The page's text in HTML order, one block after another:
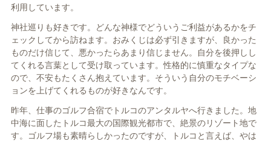
利用しています。
神社巡りも好きです。どんな神様でどういうご利益があるかをチ
ェックしてから訪ねます。おみくじは必ず引きますが、良かった
ものだけ信じて、悪かったらあまり信じません。自分を後押しし
てくれる言葉として受け取っています。性格的に慎重なタイプな
ので、不安もたくさん抱えています。そういう自分のモチベーシ
ョンを上げてくれるものが好きなんです。
昨年、仕事のゴルフ合宿でトルコのアンタルヤへ行きました。地
中海に面したトルコ最大の国際観光都市で、絶景のリゾート地で
す。ゴルフ場も素晴らしかったのですが、トルコと言えば、やは